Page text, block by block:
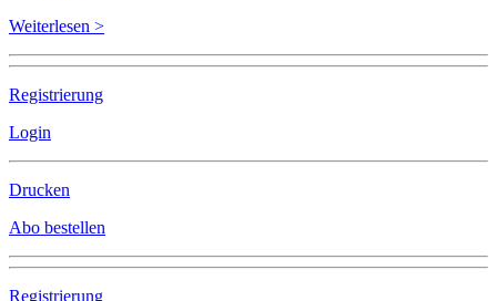
Weiterlesen >
Registrierung
Login
Drucken
Abo bestellen
Registrierung